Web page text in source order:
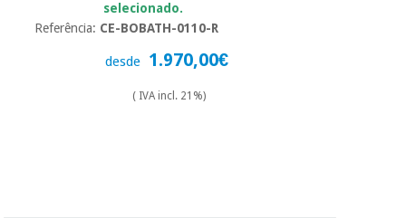
selecionado.
Referência: CE-BOBATH-0110-R
desde 1.970,00€
( IVA incl. 21%)